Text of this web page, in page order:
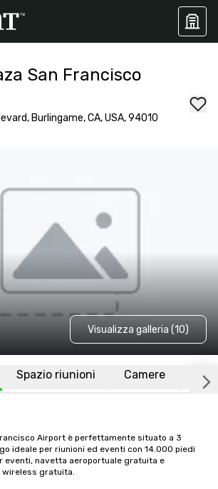
San Francisco
Burlingame, CA, USA, 94010
Visualizza galleria (10)
Spazio riunioni Camere
Airport è perfettamente situato a 3
ideale per riunioni ed eventi con 14.000 piedi
eventi, navetta aeroportuale gratuita e
wireless gratuita.